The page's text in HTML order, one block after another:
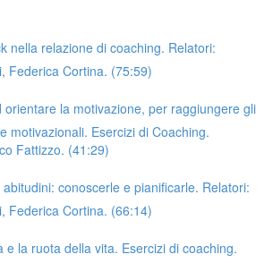
nella relazione di coaching. Relatori:
Federica Cortina. (75:59)
orientare la motivazione, per raggiungere gli
motivazionali. Esercizi di Coaching.
Fattizzo. (41:29)
conoscerle e pianificarle. Relatori:
Federica Cortina. (66:14)
e la ruota della vita. Esercizi di coaching.